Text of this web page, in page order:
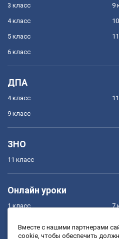
3 класс
4 класс
5 класс
6 класс
9
ДПА
4 класс
9 класс
ЗНО
11 класс
Онлайн уроки
1 класс
3 класс
7
9
Вместе с нашими партнерами
cookie, чтобы обеспечить